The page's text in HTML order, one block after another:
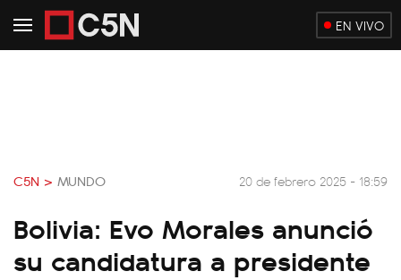
EN VIVO
C5N > MUNDO 20 de febrero 2025 - 18:59
Bolivia: Evo Morales anunció
su candidatura a presidente